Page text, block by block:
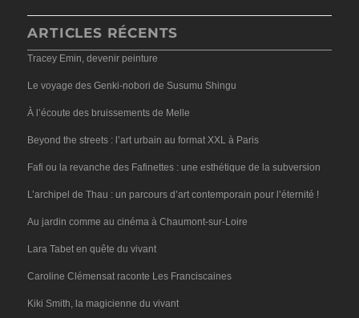
ARTICLES RÉCENTS
Tracey Emin, devenir peinture
Le voyage des Genki-nobori de Susumu Shingu
À l’écoute des bruissements de Melle
Beyond the streets : l’art urbain au format XXL à Paris
Fafi ou la revanche des Fafinettes : une esthétique de la subversion
L’archipel de Thau : un parcours d’art contemporain pour l’éternité !
Au jardin comme au cinéma à Chaumont-sur-Loire
Lara Tabet en quête du vivant
Caroline Clémensat raconte Les Franciscaines
Kiki Smith, la magicienne du vivant